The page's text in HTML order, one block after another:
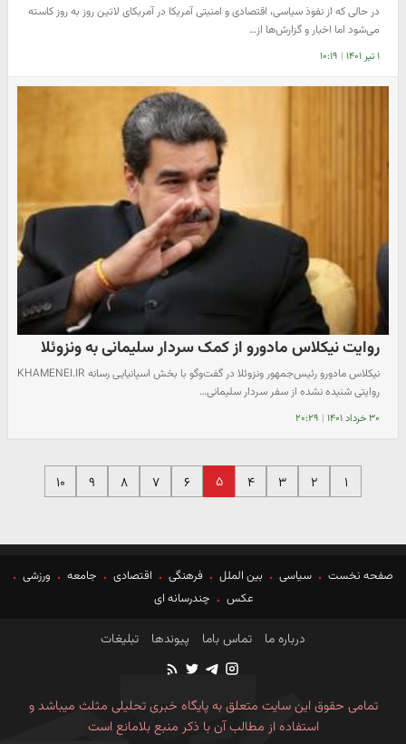
در حالی که از نفوذ سیاسی‌، اقتصادی و امنیتی آمریکا در آمریکای لاتین روز به روز کاسته
می‌شود اما اخبار و گزارش‌ها از…
۱ تیر ۱۴۰۱ | ۱۰:۱۹
روایت نیکلاس مادورو از کمک سردار سلیمانی به ونزوئلا
نیکلاس مادورو رئیس‌جمهور ونزوئلا در گفت‌وگو با بخش اسپانیایی رسانه KHAMENEI.IR
روایتی شنیده نشده از سفر سردار سلیمانی…
۳۰ خرداد ۱۴۰۱ | ۲۰:۲۹
۱ ۲ ۳ ۴ ۵ ۶ ۷ ۸ ۹ ۱۰
صفحه نخست سیاسی بین الملل فرهنگی اقتصادی جامعه
ورزشی
عکس
چندرسانه ای
درباره ما تماس باما پیوندها تبلیغات
تمامی حقوق این سایت متعلق به پایگاه خبری تحلیلی مثلث میباشد و
استفاده از مطالب آن با ذکر منبع بلامانع است